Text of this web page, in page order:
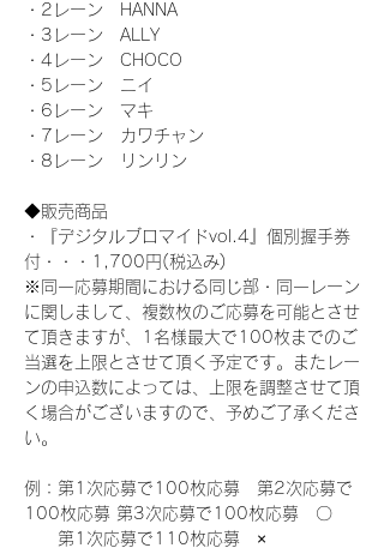
・2レーン　HANNA
・3レーン　ALLY
・4レーン　CHOCO
・5レーン　ニイ
・6レーン　マキ
・7レーン　カワチャン
・8レーン　リンリン
◆販売商品
・『デジタルブロマイドvol.4』個別握手券
付・・・1,700円(税込み)
※同一応募期間における同じ部・同一レーン
に関しまして、複数枚のご応募を可能とさせ
て頂きますが、1名様最大で100枚までのご
当選を上限とさせて頂く予定です。またレー
ンの申込数によっては、上限を調整させて頂
く場合がございますので、予めご了承くださ
い。
例：第1次応募で100枚応募　第2次応募で
100枚応募 第3次応募で100枚応募　〇
第1次応募で110枚応募　×